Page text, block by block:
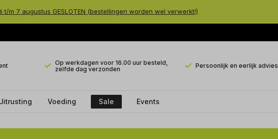
m 7 augustus GESLOTEN (bestellingen worden wel verwerkt!)
Op werkdagen voor 16.00 uur besteld,
zelfde dag verzonden
Persoonlijk en eerlijk advies
Voeding Sale Events